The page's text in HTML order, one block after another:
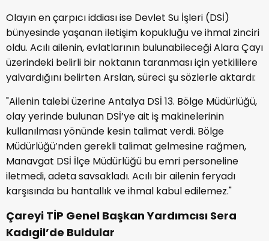
Olayın en çarpıcı iddiası ise Devlet Su İşleri (DSİ)
bünyesinde yaşanan iletişim kopukluğu ve ihmal zinciri
oldu. Acılı ailenin, evlatlarının bulunabileceği Alara Çayı
üzerindeki belirli bir noktanın taranması için yetkililere
yalvardığını belirten Arslan, süreci şu sözlerle aktardı:
"Ailenin talebi üzerine Antalya DSİ 13. Bölge Müdürlüğü,
olay yerinde bulunan DSİ’ye ait iş makinelerinin
kullanılması yönünde kesin talimat verdi. Bölge
Müdürlüğü’nden gerekli talimat gelmesine rağmen,
Manavgat DSİ İlçe Müdürlüğü bu emri personeline
iletmedi, adeta savsakladı. Acılı bir ailenin feryadı
karşısında bu hantallık ve ihmal kabul edilemez."
Çareyi TİP Genel Başkan Yardımcısı Sera
Kadıgil’de Buldular